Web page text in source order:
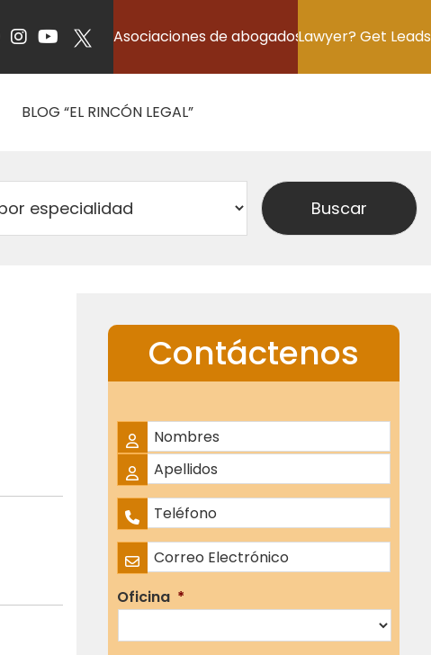
Asociaciones de abogadosLawyer? Get Leads
BLOG “EL RINCÓN LEGAL”
Contáctenos
Nombre Completo
Nombres
Apellidos
Teléfono *
Correo Electrónico *
Oficina *